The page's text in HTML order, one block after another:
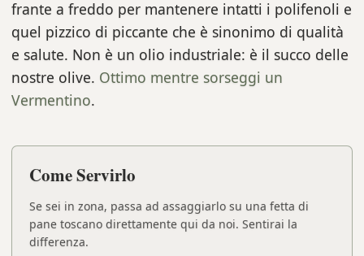
frante a freddo per mantenere intatti i polifenoli e
quel pizzico di piccante che è sinonimo di qualità
e salute. Non è un olio industriale: è il succo delle
nostre olive. Ottimo mentre sorseggi un
Vermentino.
Come Servirlo
Se sei in zona, passa ad assaggiarlo su una fetta di
pane toscano direttamente qui da noi. Sentirai la
differenza.